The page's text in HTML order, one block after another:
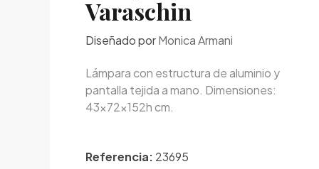
Varaschin
Diseñado porMonica Armani
Lámpara con estructura de aluminio y
pantalla tejida a mano. Dimensiones:
43x72x152h cm.
Referencia: 23695